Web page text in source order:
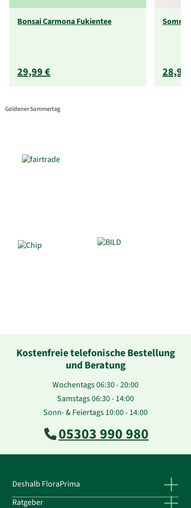
Bonsai Carmona Fukientee
29,99 € 28,99 €
Goldener Sommertag
Kostenfreie telefonische Bestellung
und Beratung
Wochentags 06:30 - 20:00
Samstags 06:30 - 14:00
Sonn- & Feiertags 10:00 - 14:00
05303 990 980
Deshalb FloraPrima
Ratgeber